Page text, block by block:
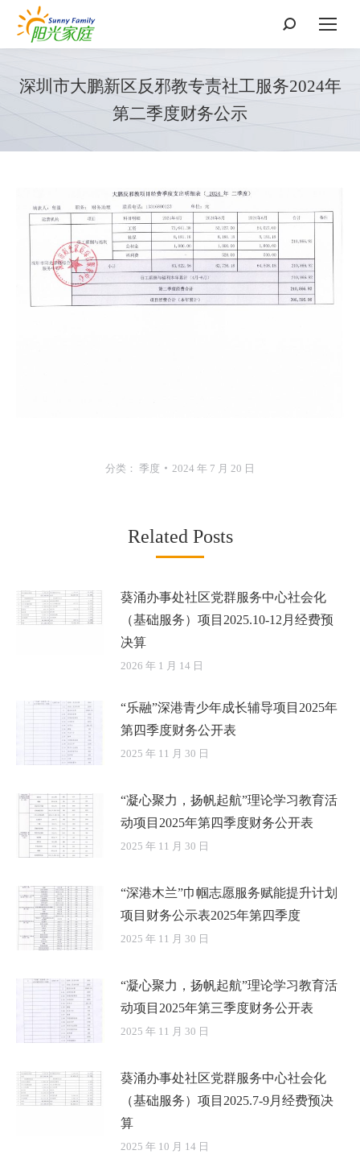
搜
索：
深圳市大鹏新区反邪教专责社工服务2024年
第二季度财务公示
分类： 季度 2024 年 7 月 20 日
Related Posts
葵涌办事处社区党群服务中心社会化
（基础服务）项目2025.10-12月经费预
决算
2026 年 1 月 14 日
“乐融”深港青少年成长辅导项目2025年
第四季度财务公开表
2025 年 11 月 30 日
“凝心聚力，扬帆起航”理论学习教育活
动项目2025年第四季度财务公开表
2025 年 11 月 30 日
“深港木兰”巾帼志愿服务赋能提升计划
项目财务公示表2025年第四季度
2025 年 11 月 30 日
“凝心聚力，扬帆起航”理论学习教育活
动项目2025年第三季度财务公开表
2025 年 11 月 30 日
葵涌办事处社区党群服务中心社会化
（基础服务）项目2025.7-9月经费预决
算
2025 年 10 月 14 日